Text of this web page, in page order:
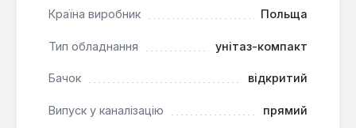
Воронкоподібна форма чаші сприяє швидкому та
ефективному змиву, мінімізуючи розбризкування
води та забезпечуючи чистоту.
Ефективне використання простору:
Країна виробник Польща
Тип обладнання унітаз-компакт
Бачок відкритий
Випуск у каналізацію прямий